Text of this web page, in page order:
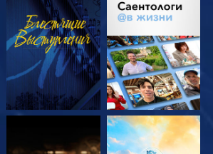
СМОТРЕТЬ
СМОТРЕТЬ